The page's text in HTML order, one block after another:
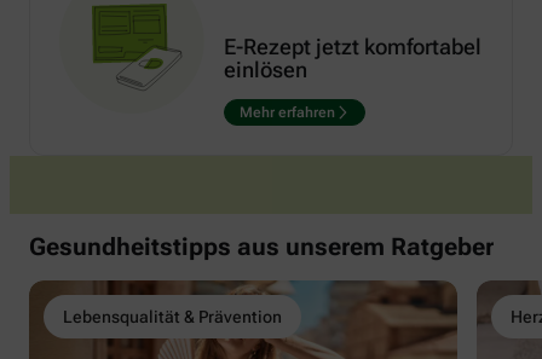
E-Rezept jetzt komfortabel
einlösen
Mehr erfahren
Gesundheitstipps aus unserem Ratgeber
Lebensqualität & Prävention